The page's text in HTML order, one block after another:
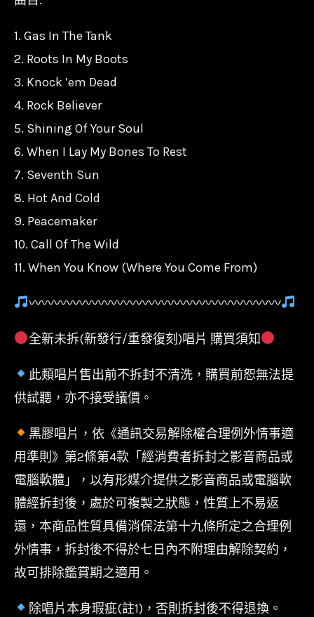
滾
信
徒
Rock
Believer/180g/0602438813780
數
量
1. Gas In The Tank
2. Roots In My Boots
3. Knock ’em Dead
4. Rock Believer
5. Shining Of Your Soul
6. When I Lay My Bones To Rest
7. Seventh Sun
8. Hot And Cold
9. Peacemaker
10. Call Of The Wild
11. When You Know (Where You Come From)
〰〰〰〰〰〰〰〰〰〰〰〰〰〰〰〰〰〰〰〰
全新未拆(新發行/重發復刻)唱片 購買須知
此類唱片售出前不拆封不清洗，購買前恕無法提
供試聽，亦不接受議價。
黑膠唱片，依《通訊交易解除權合理例外情事適
用準則》第2條第4款「經消費者拆封之影音商品或
電腦軟體」，以有形媒介提供之影音商品或電腦軟
體經拆封後，處於可複製之狀態，性質上不易返
還，本商品性質具備消保法第十九條所定之合理例
外情事，拆封後不得於七日內不附理由解除契約，
故可排除鑑賞期之適用。
除唱片本身瑕疵(註1)，否則拆封後不得退換。